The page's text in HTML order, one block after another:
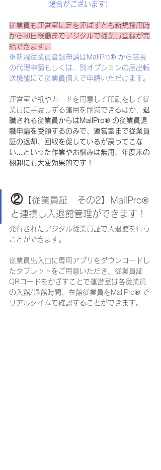
場合がございます）
従業員も運営室に足を運ばずとも新規採用時
から初日稼働までデジタルで従業員登録が完
結できます。
※新規従業員登録申請はMallPro® から店長
の代理申請もしくは、別オプションの届出転
送機能にて従業員個人で申請いただけます。
運営室で紙やカードを用意して印刷をして従
業員に手渡しする運用を削減できるほか、 退
職される従業員からはMallPro® の従業員退
職申請を受領するのみで、運営室まで従業員
証の返却、回収を促しているが戻ってこな
い…といった作業やお悩みは無用、年度末の
棚卸にも大変効果的です！
②【従業員証　その2】MallPro®
と連携し入退館管理ができます！
発行されたデジタル従業員証で入退館を行う
ことができます。
従業員出入口に専用アプリをダウンロードし
たタブレットをご用意いただき、従業員証
QRコードをかざすことで運営室は各従業員
の入館/退館時間、在館従業員をMallPro® で
リアルタイムで確認することができます。